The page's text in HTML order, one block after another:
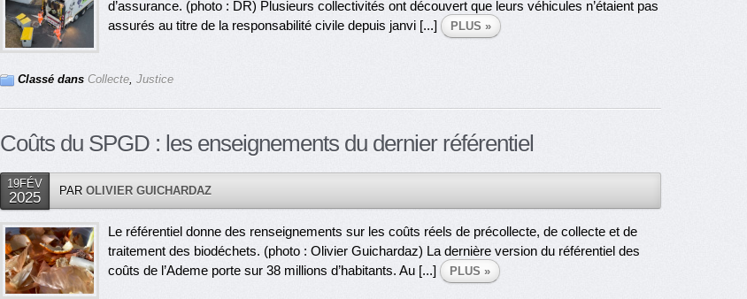
d’assurance. (photo : DR) Plusieurs collectivités ont découvert que leurs véhicules n’étaient pas
assurés au titre de la responsabilité civile depuis janvi [...]
PLUS »
Classé dans Collecte, Justice
Coûts du SPGD : les enseignements du dernier référentiel
19FÉV
2025 PAR OLIVIER GUICHARDAZ
Le référentiel donne des renseignements sur les coûts réels de précollecte, de collecte et de
traitement des biodéchets. (photo : Olivier Guichardaz) La dernière version du référentiel des
coûts de l’Ademe porte sur 38 millions d’habitants. Au [...]
PLUS »